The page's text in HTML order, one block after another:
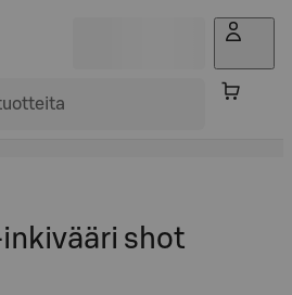
shot